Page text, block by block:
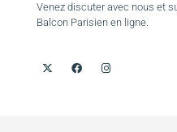
Venez discuter avec nous et
Balcon Parisien en ligne.